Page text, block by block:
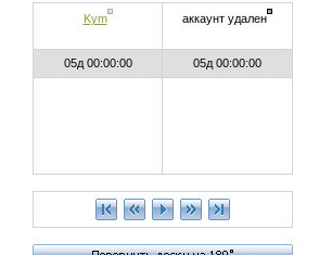
Kym аккаунт удален
05д 00:00:00 05д 00:00:00